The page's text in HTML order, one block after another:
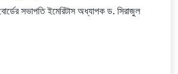
সভাপতি ইমেরিটাস অধ্যাপক ড. সিরাজুল